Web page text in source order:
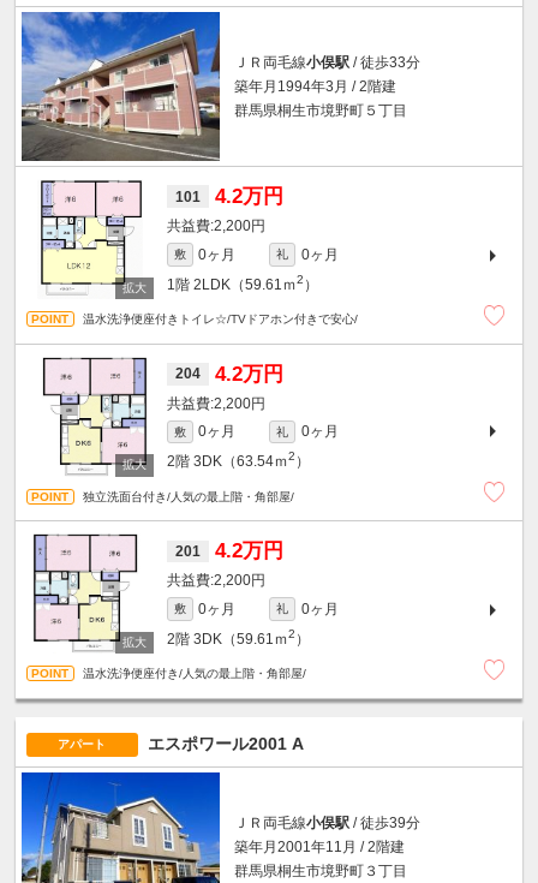
ＪＲ両毛線小俣駅 / 徒歩33分
築年月1994年3月 / 2階建
群馬県桐生市境野町５丁目
101 4.2万円
2,200円
敷 0ヶ月 礼
0ヶ月
1階 2LDK（59.61ｍ2 ）
温水洗浄便座付きトイレ☆/TVドアホン付きで安心/
204 4.2万円
2,200円
敷 0ヶ月 礼
0ヶ月
2階 3DK（63.54ｍ2 ）
独立洗面台付き/人気の最上階・角部屋/
201 4.2万円
2,200円
敷 0ヶ月 礼
0ヶ月
2階 3DK（59.61ｍ2 ）
温水洗浄便座付き/人気の最上階・角部屋/
アパート エスポワール2001 A
ＪＲ両毛線小俣駅 / 徒歩39分
築年月2001年11月 / 2階建
群馬県桐生市境野町３丁目